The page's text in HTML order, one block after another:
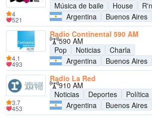
Música de baile
House
Argentina
Buenos Aires
4
521
Radio Continental 590 AM
590 AM
Pop
Noticias
Charla
Argentina
Buenos Aires
4.1
493
Radio La Red
910 AM
Noticias
Deportes
Política
Argentina
Buenos Aires
3.7
453